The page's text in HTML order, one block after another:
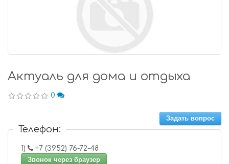
Актуаль для дома и отдыха
0
Задать вопрос
Телефон:
1)
+7 (3952) 76-72-48
Звонок через браузер